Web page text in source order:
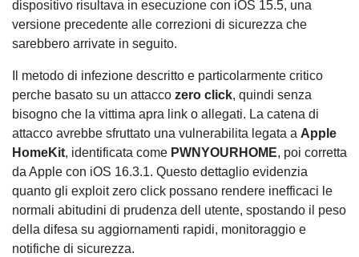
dispositivo risultava in esecuzione con iOS 15.5, una
versione precedente alle correzioni di sicurezza che
sarebbero arrivate in seguito.
Il metodo di infezione descritto e particolarmente critico
perche basato su un attacco zero click, quindi senza
bisogno che la vittima apra link o allegati. La catena di
attacco avrebbe sfruttato una vulnerabilita legata a Apple
HomeKit, identificata come PWNYOURHOME, poi corretta
da Apple con iOS 16.3.1. Questo dettaglio evidenzia
quanto gli exploit zero click possano rendere inefficaci le
normali abitudini di prudenza dell utente, spostando il peso
della difesa su aggiornamenti rapidi, monitoraggio e
notifiche di sicurezza.